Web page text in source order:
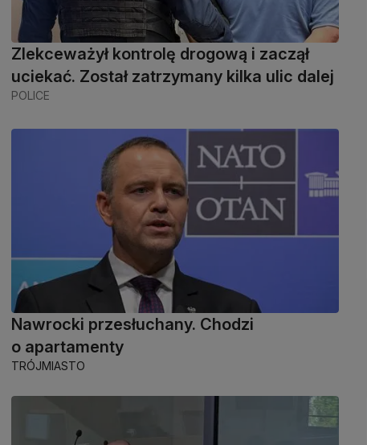
Zlekceważył kontrolę drogową i zaczął
uciekać. Został zatrzymany kilka ulic dalej
POLICE
Nawrocki przesłuchany. Chodzi
o apartamenty
TRÓJMIASTO